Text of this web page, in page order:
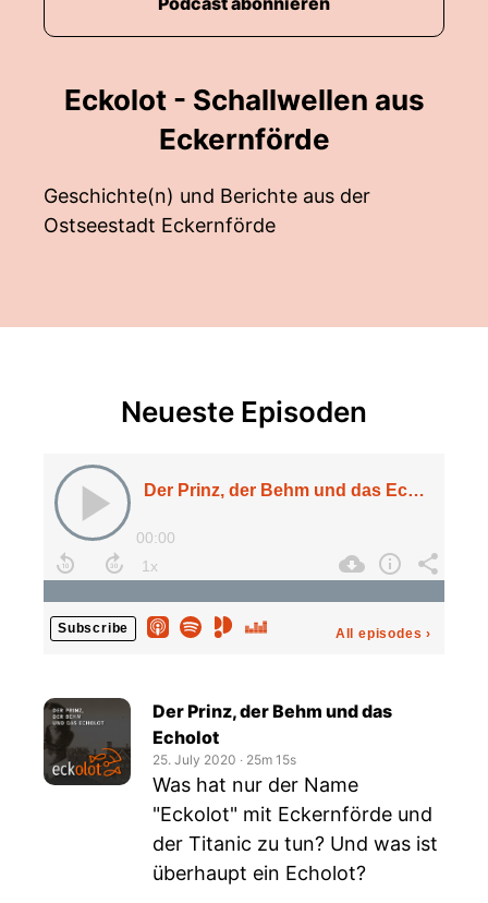
Eckolot - Schallwellen aus
Eckernförde
Geschichte(n) und Berichte aus der
Ostseestadt Eckernförde
Neueste Episoden
Der Prinz, der Behm und das Echolot
00:00
Subscribe All episodes ›
Der Prinz, der Behm und das
Echolot
25. July 2020 ‧ 25m 15s
Was hat nur der Name
"Eckolot" mit Eckernförde und
der Titanic zu tun? Und was ist
überhaupt ein Echolot?